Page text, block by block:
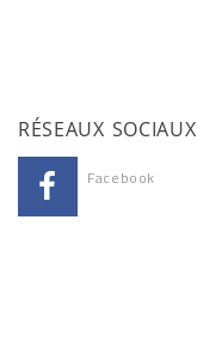
RÉSEAUX SOCIAUX
Facebook